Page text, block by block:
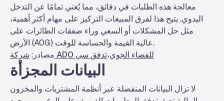
معالجة هذه الطلبات في دقائق، مما يُغني تمامًا عن التدخل
اليدوي. يتيح هذا لفرق المبيعات التركيز على مهام أكثر أهمية،
مثل حل المشكلات أو السعي وراء صفقات الطائرات على
الأرض (AOG) عالية القيمة والحساسة للوقت.
مصادر:
شركة ADO للفضاء الجوي،تدفق سي
البيانات المجزأة
لا تزال البيانات المنفصلة عبر أنظمة المشتريات والمخزون